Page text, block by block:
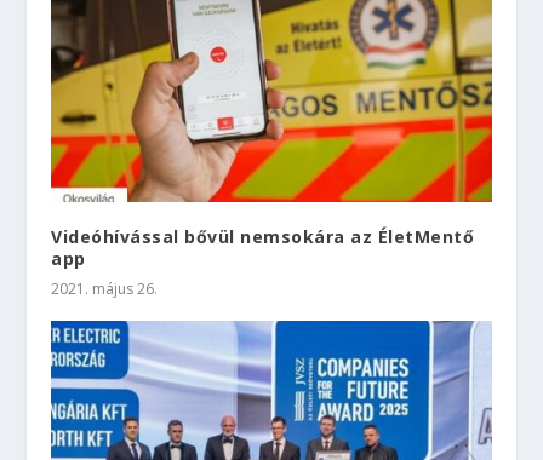
Videóhívással bővül nemsokára az ÉletMentő
app
2021. május 26.